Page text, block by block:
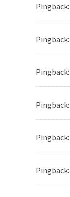
Pingback:
Pingback:
Pingback:
Pingback:
Pingback:
Pingback: